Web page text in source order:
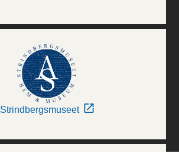
Strindbergsmuseet